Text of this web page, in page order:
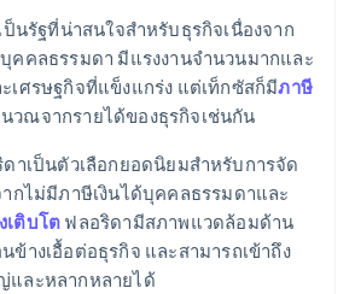
ป็นรัฐที่น่าสนใจสำหรับธุรกิจเนื่องจาก
คคลธรรมดา มีแรงงานจำนวนมากและ
เศรษฐกิจที่แข็งแกร่ง แต่เท็กซัสก็มีภาษี
วณจากรายได้ของธุรกิจเช่นกัน
าเป็นตัวเลือกยอดนิยมสำหรับการจัด
ากไม่มีภาษีเงินได้บุคคลธรรมดาและ
เติบโต ฟลอริดามีสภาพแวดล้อมด้าน
ข้างเอื้อต่อธุรกิจ และสามารถเข้าถึง
และหลากหลายได้